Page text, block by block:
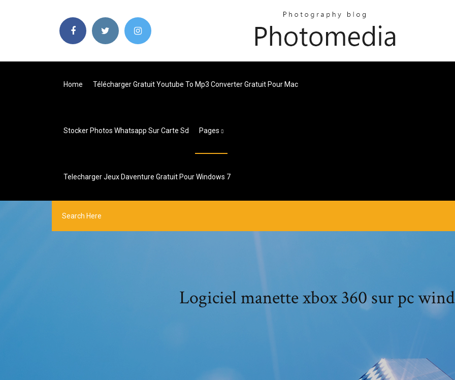
Home Télécharger Gratuit Youtube To Mp3 Converter Gratuit Pour Mac
Stocker Photos Whatsapp Sur Carte Sd Pages
Telecharger Jeux Daventure Gratuit Pour Windows 7
Logiciel manette xbox 360 sur pc